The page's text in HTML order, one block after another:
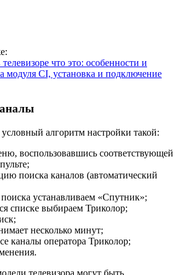
что это: особенности и
модуля CI, установка и подключение
алгоритм настройки такой:
воспользовавшись соответствующей
поиска каналов (автоматический
устанавливаем «Спутник»;
списке выбираем Триколор;
несколько минут;
каналы оператора Триколор;
телевизора могут быть